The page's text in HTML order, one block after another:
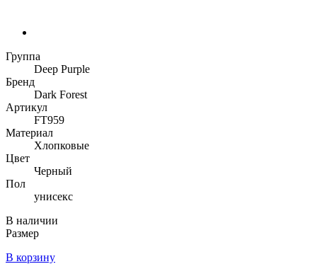
Группа
Deep Purple
Бренд
Dark Forest
Артикул
FT959
Материал
Хлопковые
Цвет
Черный
Пол
унисекс
В наличии
Размер
В корзину